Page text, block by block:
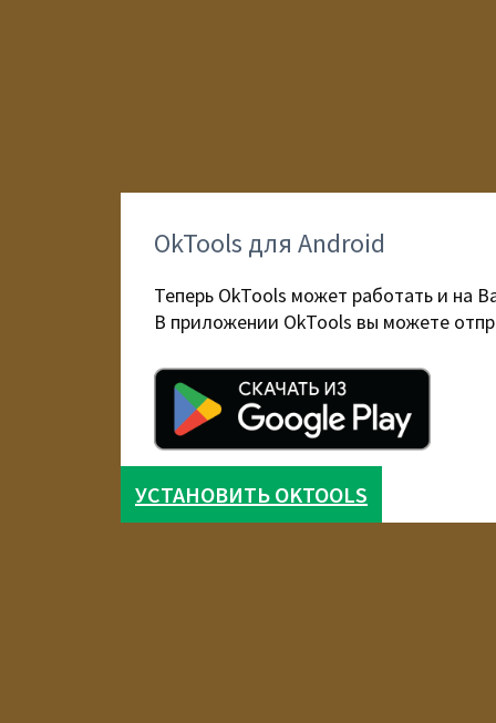
OkTools для Android
Теперь OkTools может работать и на
В приложении OkTools вы можете
УСТАНОВИТЬ OKTOOLS